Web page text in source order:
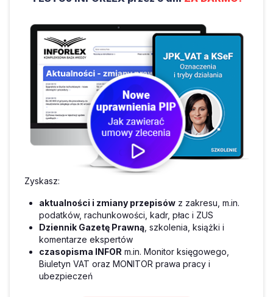
Zyskasz:
aktualności i zmiany przepisów z zakresu, m.in.
podatków, rachunkowości, kadr, płac i ZUS
Dziennik Gazetę Prawną , szkolenia, książki i
komentarze ekspertów
czasopisma INFOR m.in. Monitor księgowego,
Biuletyn VAT oraz MONITOR prawa pracy i
ubezpieczeń